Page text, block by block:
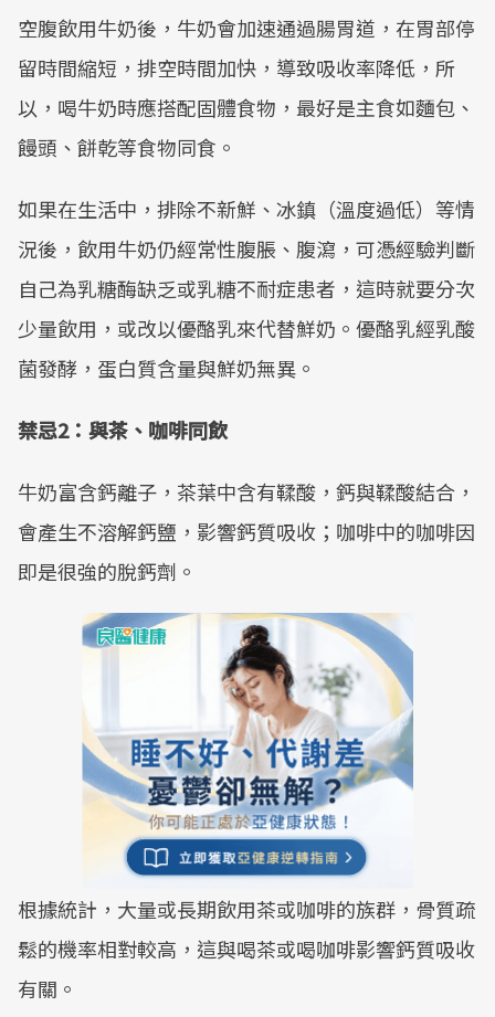
Mute
空腹飲用牛奶後，牛奶會加速通過腸胃道，在胃部停
留時間縮短，排空時間加快，導致吸收率降低，所
以，喝牛奶時應搭配固體食物，最好是主食如麵包、
饅頭、餅乾等食物同食。
如果在生活中，排除不新鮮、冰鎮（溫度過低）等情
況後，飲用牛奶仍經常性腹脹、腹瀉，可憑經驗判斷
自己為乳糖酶缺乏或乳糖不耐症患者，這時就要分次
少量飲用，或改以優酪乳來代替鮮奶。優酪乳經乳酸
菌發酵，蛋白質含量與鮮奶無異。
禁忌2：與茶、咖啡同飲
牛奶富含鈣離子，茶葉中含有鞣酸，鈣與鞣酸結合，
會產生不溶解鈣鹽，影響鈣質吸收；咖啡中的咖啡因
即是很強的脫鈣劑。
根據統計，大量或長期飲用茶或咖啡的族群，骨質疏
鬆的機率相對較高，這與喝茶或喝咖啡影響鈣質吸收
有關。